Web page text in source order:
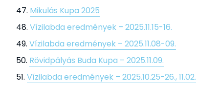
Mikulás Kupa 2025
Vízilabda eredmények – 2025.11.15-16.
Vízilabda eredmények – 2025.11.08-09.
Rövidpályás Buda Kupa – 2025.11.09.
Vízilabda eredmények – 2025.10.25-26., 11.02.